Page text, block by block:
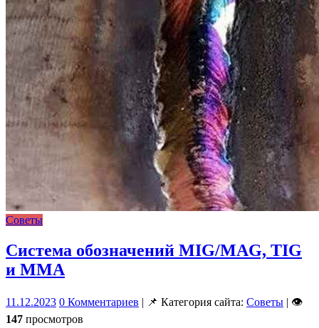
Советы
Система обозначений MIG/MAG, TIG
и MMA
11.12.2023 0 Комментариев | 📌 Категория сайта: Советы | 👁
147 просмотров